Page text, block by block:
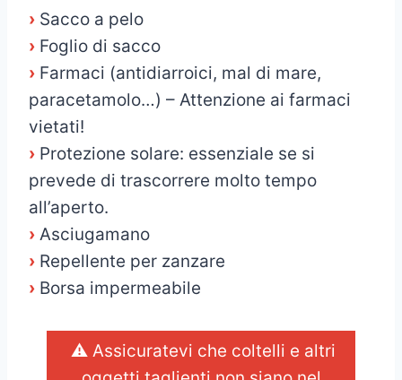
› Sacco a pelo
› Foglio di sacco
› Farmaci (antidiarroici, mal di mare,
paracetamolo…) – Attenzione ai farmaci
vietati!
› Protezione solare: essenziale se si
prevede di trascorrere molto tempo
all’aperto.
› Asciugamano
› Repellente per zanzare
› Borsa impermeabile
⚠️ Assicuratevi che coltelli e altri